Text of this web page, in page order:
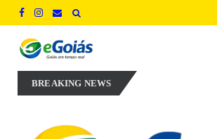
BREAKING NEWS
inovação e geração de empregos